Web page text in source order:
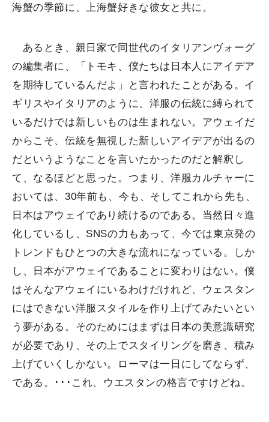
海蟹の季節に、上海蟹好きな彼女と共に。
あるとき、親日家で同世代のイタリアンヴォーグ
の編集者に、「トモキ、僕たちは日本人にアイデア
を期待しているんだよ」と言われたことがある。イ
ギリスやイタリアのように、洋服の伝統に縛られて
いるだけでは新しいものは生まれない。アウェイだ
からこそ、伝統を無視した新しいアイデアが出るの
だというようなことを言いたかったのだと解釈し
て、なるほどと思った。つまり、洋服カルチャーに
おいては、30年前も、今も、そしてこれから先も、
日本はアウェイであり続けるのである。当然日々進
化しているし、SNSの力もあって、今では東京発の
トレンドもひとつの大きな流れになっている。しか
し、日本がアウェイであることに変わりはない。僕
はそんなアウェイにいるわけだけれど、ウェスタン
にはできない洋服スタイルを作り上げてみたいとい
う夢がある。そのためにはまずは日本の美意識研究
が必要であり、その上でスタイリングを磨き、積み
上げていくしかない。ローマは一日にしてならず、
である。･･･これ、ウエスタンの格言ですけどね。